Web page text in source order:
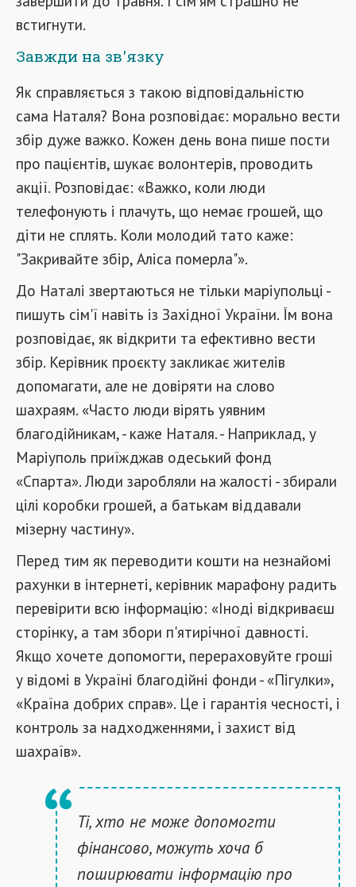
встигнути.
Завжди на зв'язку
Як справляється з такою відповідальністю
сама Наталя? Вона розповідає: морально вести
збір дуже важко. Кожен день вона пише пости
про пацієнтів, шукає волонтерів, проводить
акції. Розповідає: «Важко, коли люди
телефонують і плачуть, що немає грошей, що
діти не сплять. Коли молодий тато каже:
"Закривайте збір, Аліса померла"».
До Наталі звертаються не тільки маріупольці -
пишуть сім'ї навіть із Західної України. Їм вона
розповідає, як відкрити та ефективно вести
збір. Керівник проєкту закликає жителів
допомагати, але не довіряти на слово
шахраям. «Часто люди вірять уявним
благодійникам, - каже Наталя. - Наприклад, у
Маріуполь приїжджав одеський фонд
«Спарта». Люди заробляли на жалості - збирали
цілі коробки грошей, а батькам віддавали
мізерну частину».
Перед тим як переводити кошти на незнайомі
рахунки в інтернеті, керівник марафону радить
перевірити всю інформацію: «Іноді відкриваєш
сторінку, а там збори п'ятирічної давності.
Якщо хочете допомогти, перераховуйте гроші
у відомі в Україні благодійні фонди - «Пігулки»,
«Країна добрих справ». Це і гарантія чесності, і
контроль за надходженнями, і захист від
шахраїв».
Ті, хто не може допомогти
фінансово, можуть хоча б
поширювати інформацію про